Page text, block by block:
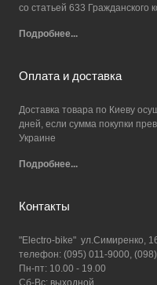
со статьей 633 Гражданского
Подробнее...
Оплата и доставка
Доставка товара по Киеву
дней, если сумма покупки
Украине
Подробнее...
Контакты
"Electro-bike" ул.Симиренко,
телефон: (095) 011-9000, (098)
Пн-пт: 10.00 - 19.00
Сб-Вс: выходной